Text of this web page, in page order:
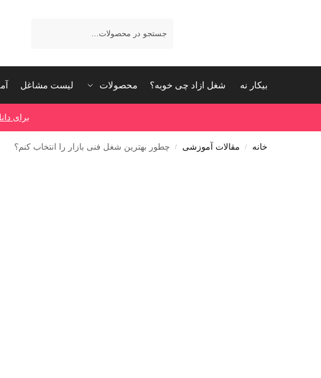
بیکار نه شغل ازاد چی خوبه؟ محصولات لیست مشاغل
برای
خانه / مقالات آموزشی / چطور بهترین شغل فنی بازار را انتخاب کنم؟